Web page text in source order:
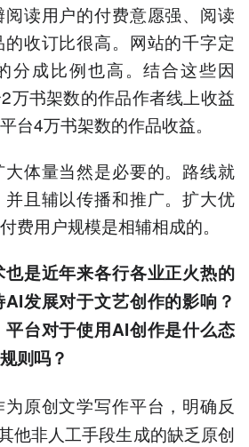
阅读用户的付费意愿强、阅读
收订比很高。网站的千字定
分成比例也高。结合这些因
万书架数的作品作者线上收益
台4万书架数的作品收益。
体量当然是必要的。路线就
且辅以传播和推广。扩大优
费用户规模是相辅相成的。
是近年来各行各业正火热的
发展对于文艺创作的影响？
台对于使用AI创作是什么态
则吗？
原创文学写作平台，明确反
他非人工手段生成的缺乏原创